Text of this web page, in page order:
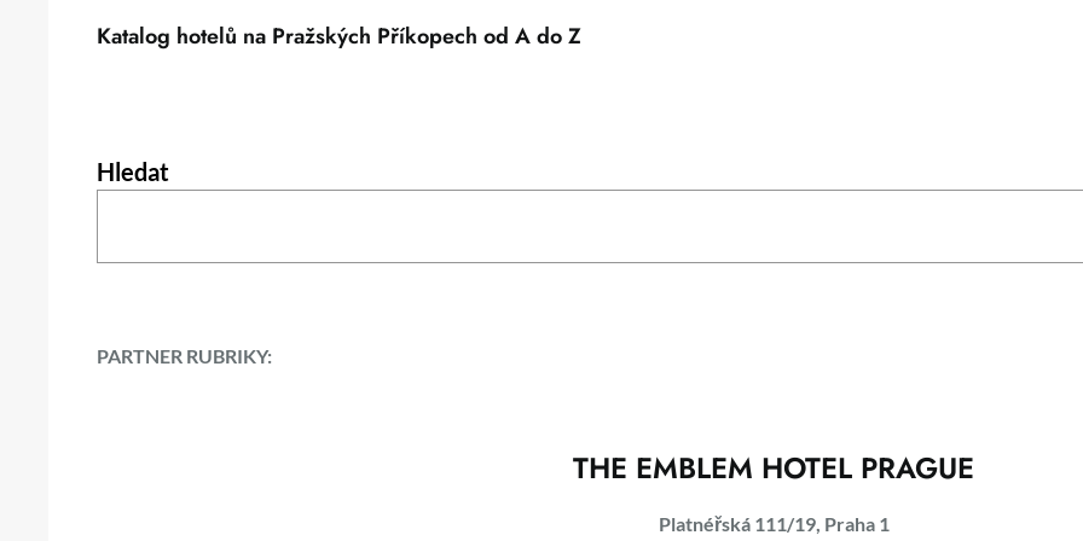
Katalog hotelů na Pražských Příkopech od A do Z
Hledat
PARTNER RUBRIKY:
THE EMBLEM HOTEL PRAGUE
Platnéřská 111/19, Praha 1